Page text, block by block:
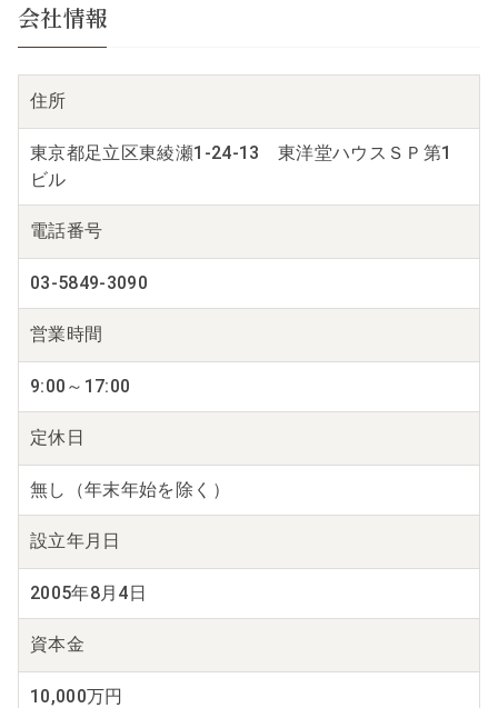
会社情報
住所
東京都足立区東綾瀬1-24-13 東洋堂ハウスＳＰ第1
ビル
電話番号
03-5849-3090
営業時間
9:00～17:00
定休日
無し（年末年始を除く）
設立年月日
2005年8月4日
資本金
10,000万円